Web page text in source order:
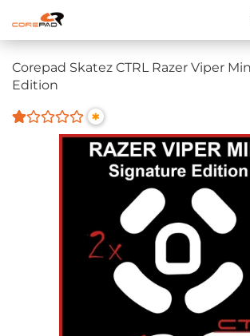
Corepad Skatez CTRL Razer Viper
Edition
*